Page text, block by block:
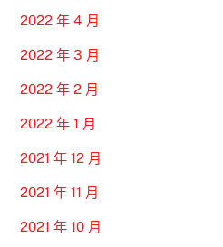
2022 年 4 月
2022 年 3 月
2022 年 2 月
2022 年 1 月
2021 年 12 月
2021 年 11 月
2021 年 10 月